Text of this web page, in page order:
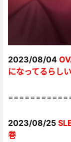
2023/08/04
になってるらし
2023/08/25
巻